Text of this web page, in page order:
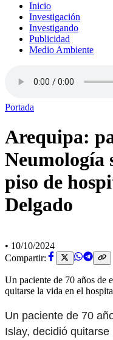
Inicio
Investigación
Investigando
Publicidad
Medio Ambiente
Portada
Arequipa:
Neumología
piso de
Delgado
• 10/10/2024
Compartir:
Un paciente de 70 años de
quitarse la vida en el
Un paciente de 70
Islay, decidió quitarse